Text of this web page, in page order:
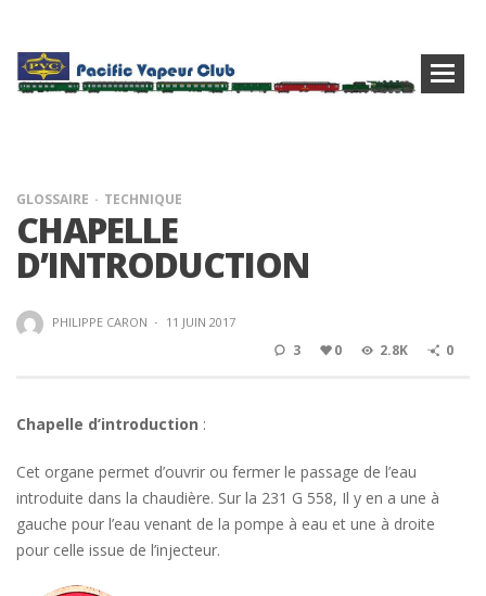
GLOSSAIRE TECHNIQUE
CHAPELLE
D’INTRODUCTION
PHILIPPE CARON · 11 JUIN 2017
3 0 2.8K 0
Chapelle d’introduction :
Cet organe permet d’ouvrir ou fermer le passage de l’eau
introduite dans la chaudière. Sur la 231 G 558, Il y en a une à
gauche pour l’eau venant de la pompe à eau et une à droite
pour celle issue de l’injecteur.